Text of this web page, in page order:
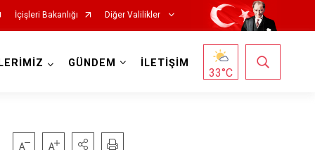
İçişleri Bakanlığı Diğer Valilikler
GÜNDEM İLETİŞİM
33°C